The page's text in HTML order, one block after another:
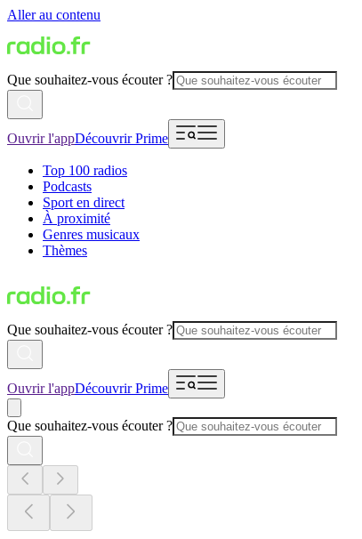
Aller au contenu
Que souhaitez-vous écouter ?
Ouvrir l'appDécouvrir Prime
Top 100 radios
Podcasts
Sport en direct
À proximité
Genres musicaux
Thèmes
Que souhaitez-vous écouter ?
Ouvrir l'appDécouvrir Prime
Que souhaitez-vous écouter ?